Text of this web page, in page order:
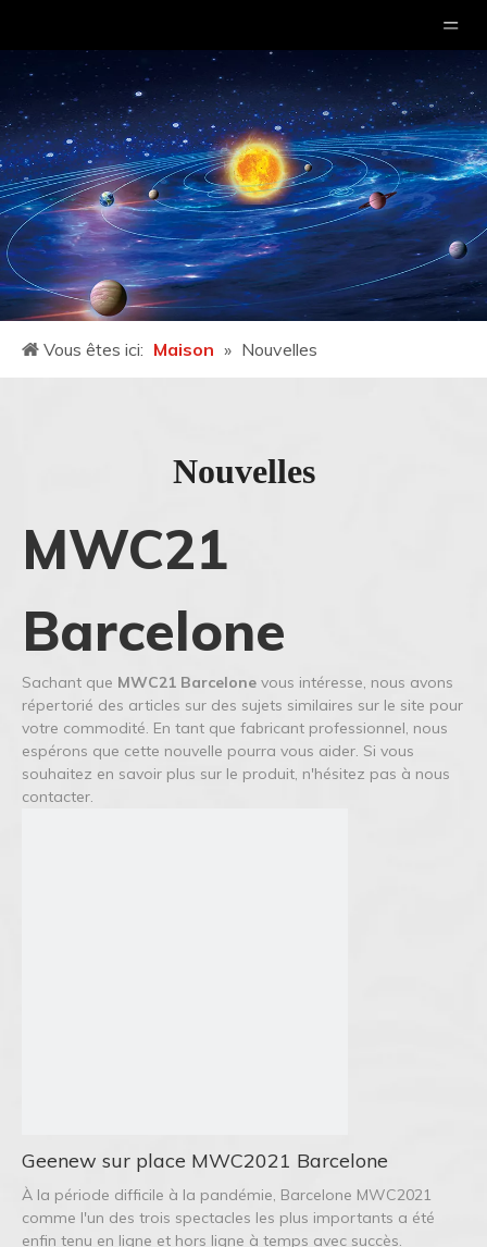
Vous êtes ici: Maison » Nouvelles
Nouvelles
MWC21
Barcelone
Sachant que MWC21 Barcelone vous intéresse, nous avons
répertorié des articles sur des sujets similaires sur le site pour
votre commodité. En tant que fabricant professionnel, nous
espérons que cette nouvelle pourra vous aider. Si vous
souhaitez en savoir plus sur le produit, n'hésitez pas à nous
contacter.
Geenew sur place MWC2021 Barcelone
À la période difficile à la pandémie, Barcelone MWC2021
comme l'un des trois spectacles les plus importants a été
enfin tenu en ligne et hors ligne à temps avec succès.